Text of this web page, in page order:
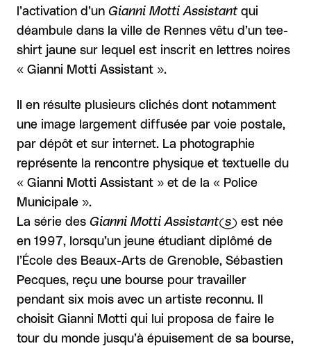
l’activation d’un Gianni Motti Assistantqui
déambule dans la ville de Rennes vêtu d’un tee-
shirt jaune sur lequel est inscrit en lettres noires
« Gianni Motti Assistant ».
Il en résulte plusieurs clichés dont notamment
une image largement diffusée par voie postale,
par dépôt et sur internet. La photographie
représente la rencontre physique et textuelle du
« Gianni Motti Assistant » et de la « Police
Municipale ».
La série des Gianni Motti Assistant(s) est née
en 1997, lorsqu’un jeune étudiant diplômé de
l’École des Beaux-Arts de Grenoble, Sébastien
Pecques, reçu une bourse pour travailler
pendant six mois avec un artiste reconnu. Il
choisit Gianni Motti qui lui proposa de faire le
tour du monde jusqu’à épuisement de sa bourse,